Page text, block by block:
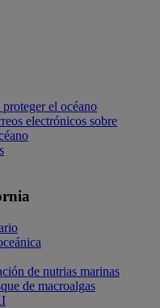
el océano
electrónicos sobre
de nutrias marinas
de macroalgas